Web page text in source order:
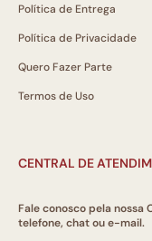
Política de Entrega
Política de Privacidade
Quero Fazer Parte
Termos de Uso
CENTRAL DE
Fale conosco pela nossa
telefone, chat ou e-mail.